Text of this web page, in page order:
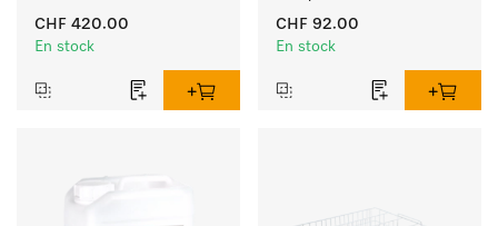
CHF 420.00
En stock
nettoyage des salissures
quotidiennes sur
verres.
CHF 92.00
En stock